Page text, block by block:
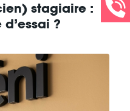
stagiaire :
?